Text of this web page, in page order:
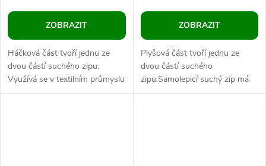
ZOBRAZIT
Háčková část tvoří jednu ze
dvou částí suchého zipu.
Využívá se v textilním průmyslu
nebo obuvnictví. Suchý zip
ZOBRAZIT
Plyšová část tvoří jednu ze
dvou částí suchého
zipu.Samolepicí suchý zip má
široké uplatnění ve výrobě i v